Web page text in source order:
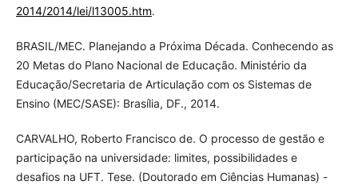
2014/2014/lei/l13005.htm.
BRASIL/MEC. Planejando a Próxima Década. Conhecendo as
20 Metas do Plano Nacional de Educação. Ministério da
Educação/Secretaria de Articulação com os Sistemas de
Ensino (MEC/SASE): Brasília, DF., 2014.
CARVALHO, Roberto Francisco de. O processo de gestão e
participação na universidade: limites, possibilidades e
desafios na UFT. Tese. (Doutorado em Ciências Humanas) -